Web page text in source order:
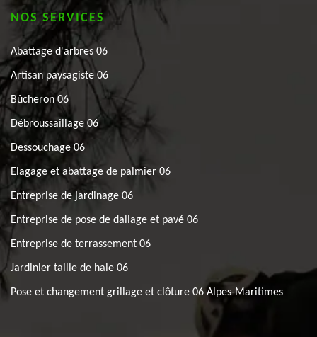
NOS SERVICES
Abattage d'arbres 06
Artisan paysagiste 06
Bûcheron 06
Débroussaillage 06
Dessouchage 06
Elagage et abattage de palmier 06
Entreprise de jardinage 06
Entreprise de pose de dallage et pavé 06
Entreprise de terrassement 06
Jardinier taille de haie 06
Pose et changement grillage et clôture 06 Alpes-Maritimes